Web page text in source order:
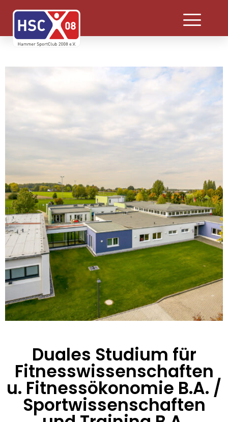
Duales Studium für
Fitnesswissenschaften
u. Fitnessökonomie B.A. /
Sportwissenschaften